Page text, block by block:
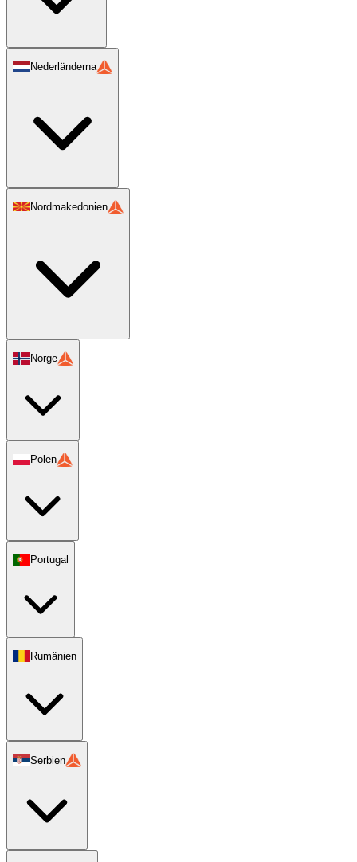
Nederländerna
Nordmakedonien
Norge
Polen
Portugal
Rumänien
Serbien